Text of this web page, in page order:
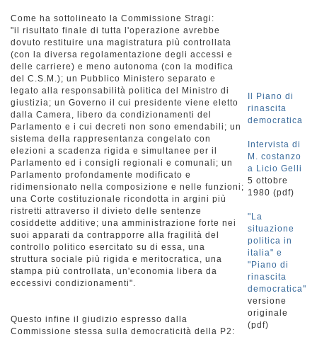
Come ha sottolineato la Commissione Stragi:
"il risultato finale di tutta l'operazione avrebbe
dovuto restituire una magistratura più controllata
(con la diversa regolamentazione degli accessi e
delle carriere) e meno autonoma (con la modifica
del C.S.M.); un Pubblico Ministero separato e
legato alla responsabilità politica del Ministro di
giustizia; un Governo il cui presidente viene eletto
dalla Camera, libero da condizionamenti del
Parlamento e i cui decreti non sono emendabili; un
sistema della rappresentanza congelato con
elezioni a scadenza rigida e simultanee per il
Parlamento ed i consigli regionali e comunali; un
Parlamento profondamente modificato e
ridimensionato nella composizione e nelle funzioni;
una Corte costituzionale ricondotta in argini più
ristretti attraverso il divieto delle sentenze
cosiddette additive; una amministrazione forte nei
suoi apparati da contrapporre alla fragilità del
controllo politico esercitato su di essa, una
struttura sociale più rigida e meritocratica, una
stampa più controllata, un'economia libera da
eccessivi condizionamenti".
Questo infine il giudizio espresso dalla
Commissione stessa sulla democraticità della P2:
Il Piano di
rinascita
democratica
Intervista di
M. costanzo
a Licio Gelli
5 ottobre
1980 (pdf)
"La
situazione
politica in
italia" e
"Piano di
rinascita
democratica"
versione
originale
(pdf)